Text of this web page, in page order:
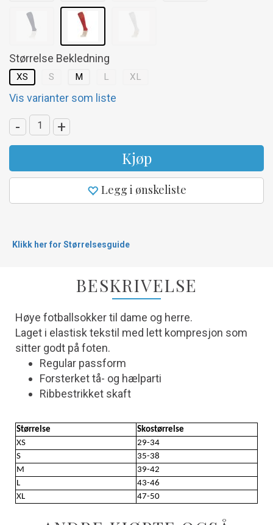
Størrelse Bekledning
XS S M L XL
Vis varianter som liste
- +
Kjøp
Legg i ønskeliste
Klikk her for Størrelsesguide
BESKRIVELSE
Høye fotballsokker til dame og herre.
Laget i elastisk tekstil med lett kompresjon som
sitter godt på foten.
Regular passform
Forsterket tå- og hælparti
Ribbestrikket skaft
Størrelse
Skostørrelse
XS
29-34
S
35-38
M
39-42
L
43-46
XL
47-50